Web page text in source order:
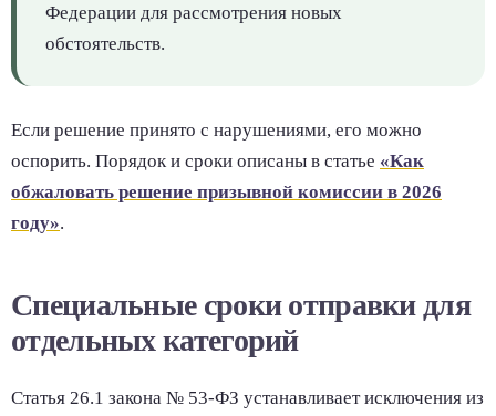
Федерации для рассмотрения новых
обстоятельств.
Если решение принято с нарушениями, его можно
оспорить. Порядок и сроки описаны в статье «Как
обжаловать решение призывной комиссии в 2026
году».
Специальные сроки отправки для
отдельных категорий
Статья 26.1 закона № 53-ФЗ устанавливает исключения из